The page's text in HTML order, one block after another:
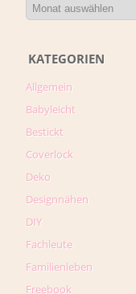
KATEGORIEN
Allgemein
Babyleicht
Bestickt
Coverlock
Deko
Designnähen
DIY
Fachleute
Familienleben
Freebook